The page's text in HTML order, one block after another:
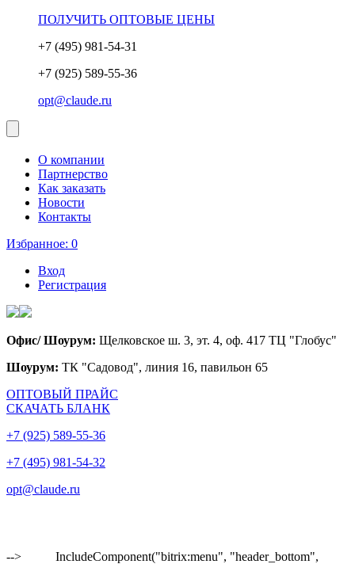
ПОЛУЧИТЬ ОПТОВЫЕ ЦЕНЫ
+7 (495) 981-54-31
+7 (925) 589-55-36
opt@claude.ru
О компании
Партнерство
Как заказать
Новости
Контакты
Избранное: 0
Вход
Регистрация
Офис/ Шоурум: Щелковское ш. 3, эт. 4, оф. 417 ТЦ "Глобус"
Шоурум: ТК "Садовод", линия 16, павильон 65
ОПТОВЫЙ ПРАЙС
СКАЧАТЬ БЛАНК
+7 (925) 589-55-36
+7 (495) 981-54-32
opt@claude.ru
-->
IncludeComponent("bitrix:menu", "header_bottom",